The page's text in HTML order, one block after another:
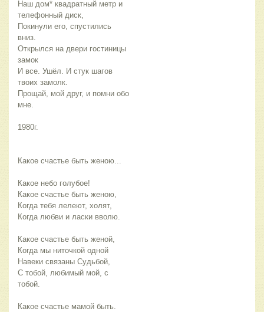
Наш дом* квадратный метр и
телефонный диск,
Покинули его, спустились
вниз.
Открылся на двери гостиницы
замок
И все. Ушёл. И стук шагов
твоих замолк.
Прощай, мой друг, и помни обо
мне.
1980г.
Какое счастье быть женою...
Какое небо голубое!
Какое счастье быть женою,
Когда тебя лелеют, холят,
Когда любви и ласки вволю.
Какое счастье быть женой,
Когда мы ниточкой одной
Навеки связаны Судьбой,
С тобой, любимый мой, с
тобой.
Какое счастье мамой быть.